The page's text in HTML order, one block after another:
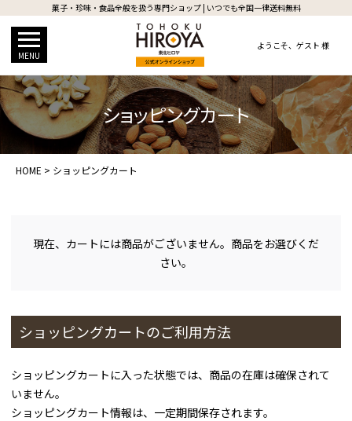
菓子・珍味・食品全般を扱う専門ショップ | いつでも全国一律送料無料
MENU
ようこそ、ゲスト 様
ショッピングカート
HOME ショッピングカート
現在、カートには商品がございません。商品をお選びくだ
さい。
ショッピングカートのご利用方法
ショッピングカートに入った状態では、商品の在庫は確保されて
いません。
ショッピングカート情報は、一定期間保存されます。